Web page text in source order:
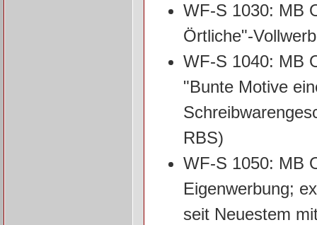
WF-S 1030: MB
Örtliche"-
WF-S 1040: MB
"Bunte Motive
RBS)
WF-S 1050: MB
Eigenwerbung;
seit Neuestem